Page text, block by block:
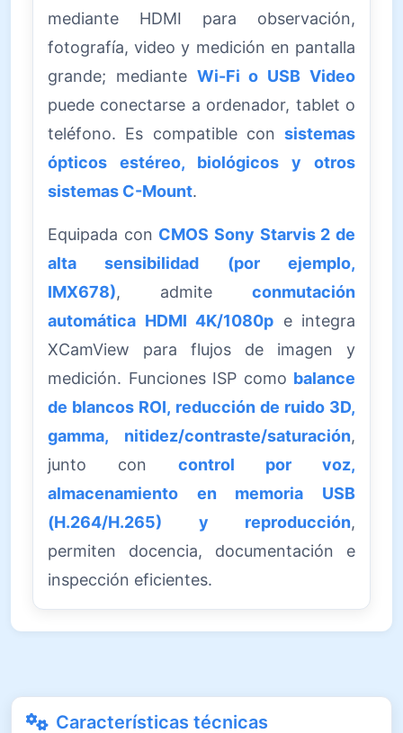
mediante HDMI para observación,
fotografía, video y medición en pantalla
grande; mediante Wi-Fi o USB Video
puede conectarse a ordenador, tablet o
teléfono. Es compatible con sistemas
ópticos estéreo, biológicos y otros
sistemas C-Mount.
Equipada con CMOS Sony Starvis 2 de
alta sensibilidad (por ejemplo,
IMX678), admite conmutación
automática HDMI 4K/1080p e integra
XCamView para flujos de imagen y
medición. Funciones ISP como balance
de blancos ROI, reducción de ruido 3D,
gamma, nitidez/contraste/saturación,
junto con control por voz,
almacenamiento en memoria USB
(H.264/H.265) y reproducción,
permiten docencia, documentación e
inspección eficientes.
Características técnicas